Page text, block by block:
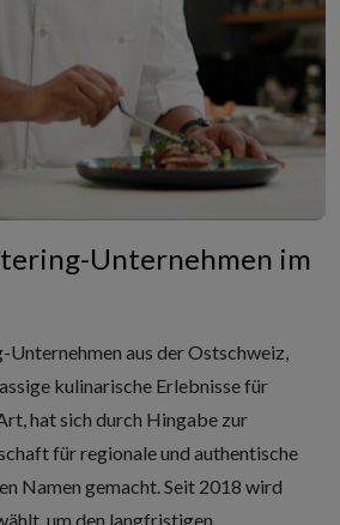
Unternehmen im
Unternehmen aus der Ostschweiz,
kulinarische Erlebnisse für
hat sich durch Hingabe zur
für regionale und authentische
Namen gemacht. Seit 2018 wird
um den langfristigen